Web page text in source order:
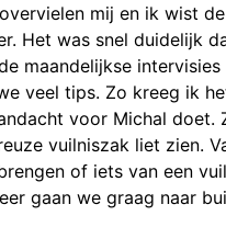
mij en ik wist
Het was snel
maandelijkse
veel tips. Zo kreeg ik
voor Michal
vuilniszak liet zien.
of iets van een
gaan we graag naar